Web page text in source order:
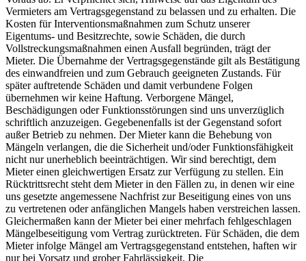
Vermieters am Vertragsgegenstand zu belassen und zu erhalten. Die
Kosten für Interventionsmaßnahmen zum Schutz unserer
Eigentums- und Besitzrechte, sowie Schäden, die durch
Vollstreckungsmaßnahmen einen Ausfall begründen, trägt der
Mieter. Die Übernahme der Vertragsgegenstände gilt als Bestätigung
des einwandfreien und zum Gebrauch geeigneten Zustands. Für
später auftretende Schäden und damit verbundene Folgen
übernehmen wir keine Haftung. Verborgene Mängel,
Beschädigungen oder Funktionsstörungen sind uns unverzüglich
schriftlich anzuzeigen. Gegebenenfalls ist der Gegenstand sofort
außer Betrieb zu nehmen. Der Mieter kann die Behebung von
Mängeln verlangen, die die Sicherheit und/oder Funktionsfähigkeit
nicht nur unerheblich beeinträchtigen. Wir sind berechtigt, dem
Mieter einen gleichwertigen Ersatz zur Verfügung zu stellen. Ein
Rücktrittsrecht steht dem Mieter in den Fällen zu, in denen wir eine
uns gesetzte angemessene Nachfrist zur Beseitigung eines von uns
zu vertretenen oder anfänglichen Mangels haben verstreichen lassen.
Gleichermaßen kann der Mieter bei einer mehrfach fehlgeschlagen
Mängelbeseitigung vom Vertrag zurücktreten. Für Schäden, die dem
Mieter infolge Mängel am Vertragsgegenstand entstehen, haften wir
nur bei Vorsatz und grober Fahrlässigkeit. Die